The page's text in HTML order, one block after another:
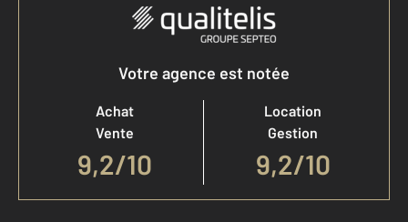
Votre agence est notée
Achat
Vente
9,2/10
Location
Gestion
9,2/10